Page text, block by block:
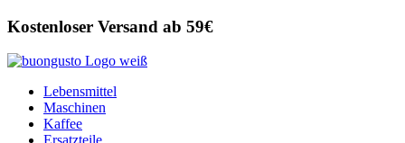
Zum
wechseln
Kostenloser Versand ab 59€
Lebensmittel
Maschinen
Kaffee